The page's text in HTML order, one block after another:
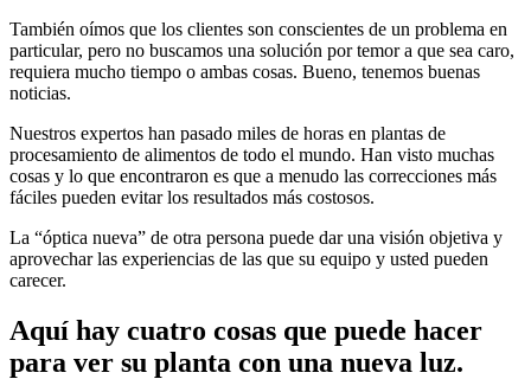
También oímos que los clientes son conscientes de un problema en
particular, pero no buscamos una solución por temor a que sea caro,
requiera mucho tiempo o ambas cosas. Bueno, tenemos buenas
noticias.
Nuestros expertos han pasado miles de horas en plantas de
procesamiento de alimentos de todo el mundo. Han visto muchas
cosas y lo que encontraron es que a menudo las correcciones más
fáciles pueden evitar los resultados más costosos.
La “óptica nueva” de otra persona puede dar una visión objetiva y
aprovechar las experiencias de las que su equipo y usted pueden
carecer.
Aquí hay cuatro cosas que puede hacer
para ver su planta con una nueva luz.